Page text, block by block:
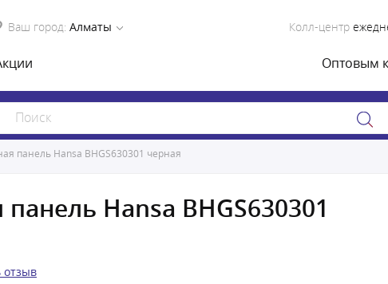
Ваш город: Алматы Колл-центр
Оптовым
панель Hansa BHGS630301 черная
Hansa BHGS630301
отзыв